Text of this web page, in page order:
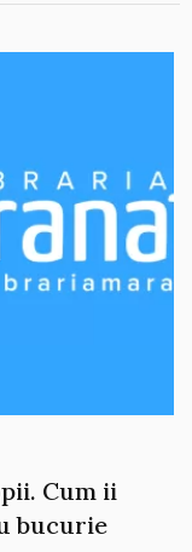
Cum ii
bucurie